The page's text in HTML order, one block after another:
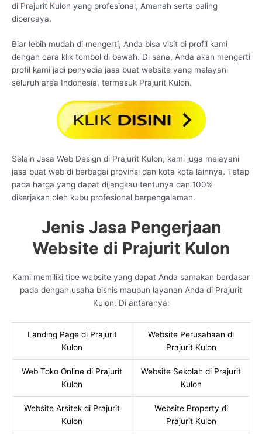
di Prajurit Kulon yang profesional, Amanah serta paling
dipercaya.
Biar lebih mudah di mengerti, Anda bisa visit di profil kami
dengan cara klik tombol di bawah. Di sana, Anda akan mengerti
profil kami jadi penyedia jasa buat website yang melayani
seluruh area Indonesia, termasuk Prajurit Kulon.
Selain Jasa Web Design di Prajurit Kulon, kami juga melayani
jasa buat web di berbagai provinsi dan kota kota lainnya. Tetap
pada harga yang dapat dijangkau tentunya dan 100%
dikerjakan oleh kubu profesional berpengalaman.
Jenis Jasa Pengerjaan
Website di Prajurit Kulon
Kami memiliki tipe website yang dapat Anda samakan berdasar
pada dengan usaha bisnis maupun layanan Anda di Prajurit
Kulon. Di antaranya:
Landing Page di Prajurit
Kulon
Website Perusahaan di
Prajurit Kulon
Web Toko Online di Prajurit
Kulon
Website Sekolah di Prajurit
Kulon
Website Arsitek di Prajurit
Kulon
Website Property di
Prajurit Kulon